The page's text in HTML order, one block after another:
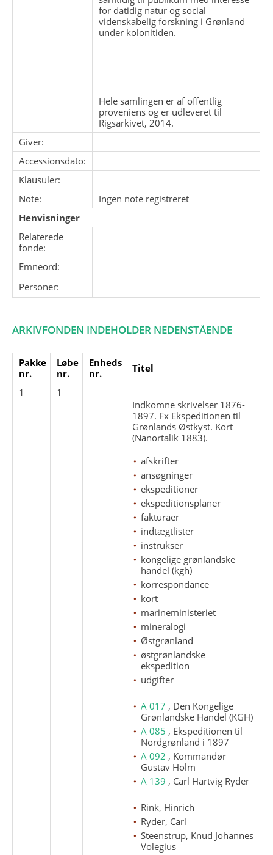
for datidig natur og social
videnskabelig forskning i Grønland
under kolonitiden.
Hele samlingen er af offentlig
proveniens og er udleveret til
Rigsarkivet, 2014.
Giver:
Accessionsdato:
Klausuler:
Note:
Ingen note registreret
Henvisninger
Relaterede
fonde:
Emneord:
Personer:
ARKIVFONDEN INDEHOLDER NEDENSTÅENDE
Pakke
nr.
Løbe
nr.
Enheds
nr.
Titel
1
1
Indkomne skrivelser 1876-
1897. Fx Ekspeditionen til
Grønlands Østkyst. Kort
(Nanortalik 1883).
afskrifter
ansøgninger
ekspeditioner
ekspeditionsplaner
fakturaer
indtægtlister
instrukser
kongelige grønlandske
handel (kgh)
korrespondance
kort
marineministeriet
mineralogi
Østgrønland
østgrønlandske
ekspedition
udgifter
A 017 , Den Kongelige
Grønlandske Handel (KGH)
A 085 , Ekspeditionen til
Nordgrønland i 1897
A 092 , Kommandør
Gustav Holm
A 139 , Carl Hartvig Ryder
Rink, Hinrich
Ryder, Carl
Steenstrup, Knud Johannes
Volegius